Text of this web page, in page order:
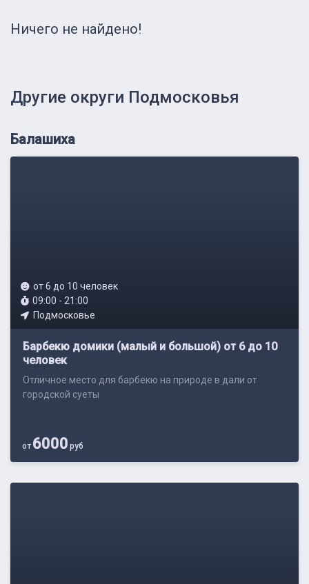
Ничего не найдено!
Другие округи Подмосковья
Балашиха
от 6 до 10 человек
09:00 - 21:00
Подмосковье
Барбекю домики (малый и большой) от 6 до 10
человек
Отличное место для барбекю на природе в дали от
городской суеты
от6000 руб